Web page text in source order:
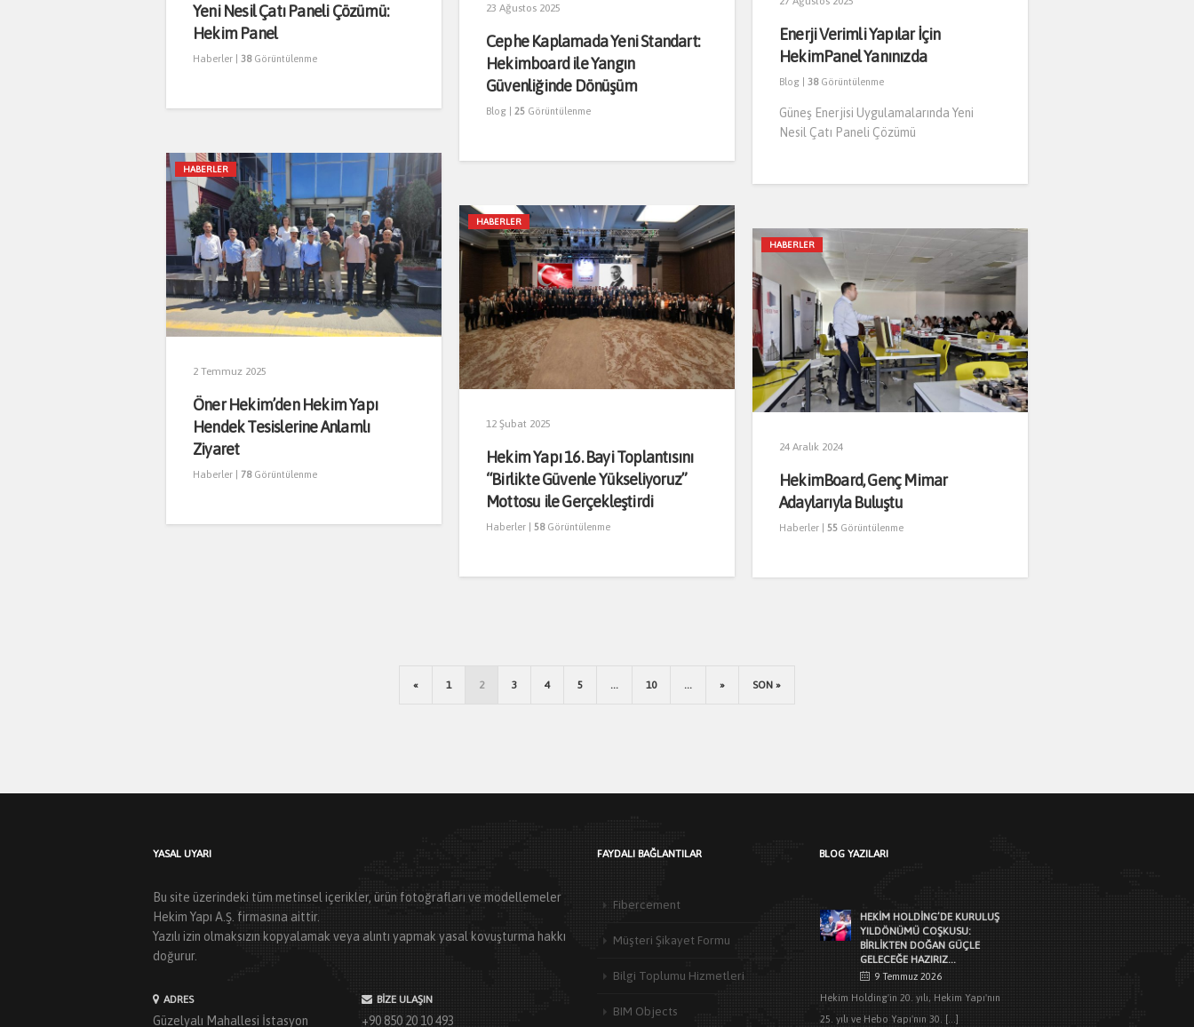
Yeni Nesil Çatı Paneli Çözümü:
Hekim Panel
Haberler 38Görüntülenme
Enerji Verimli Yapılar İçin
HekimPanel Yanınızda
Blog 38Görüntülenme
Güneş Enerjisi Uygulamalarında Yeni
Nesil Çatı Paneli Çözümü
23 Ağustos 2025
Cephe Kaplamada Yeni Standart:
Hekimboard ile Yangın
Güvenliğinde Dönüşüm
Blog 25 Görüntülenme
HABERLER
2 Temmuz 2025
Öner Hekim’den Hekim Yapı
Hendek Tesislerine Anlamlı
Ziyaret
Haberler 78Görüntülenme
HABERLER
12 Şubat 2025
Hekim Yapı 16. Bayi Toplantısını
“Birlikte Güvenle Yükseliyoruz”
Mottosu ile Gerçekleştirdi
Haberler 58Görüntülenme
HABERLER
24 Aralık 2024
HekimBoard, Genç Mimar
Adaylarıyla Buluştu
Haberler 55 Görüntülenme
« 1 2 3 4 5 ... 10 ... » SON »
YASAL UYARI
Bu site üzerindeki tüm metinsel içerikler, ürün fotoğrafları ve modellemeler
Hekim Yapı A.Ş. firmasına aittir.
Yazılı izin olmaksızın kopyalamak veya alıntı yapmak yasal kovuşturma hakkı
doğurur.
ADRES
Güzelyalı Mahallesi İstasyon
BIZE ULAŞIN
+90 850 20 10 493
FAYDALI BAĞLANTILAR
Fibercement
Müşteri Şikayet Formu
Bilgi Toplumu Hizmetleri
BIM Objects
BLOG YAZILARI
öncü markalarından Hekim Yapı A.Ş
HEKİM HOLDİNG’DE KURULUŞ
YILDÖNÜMÜ COŞKUSU:
BİRLİKTEN DOĞAN GÜÇLE
GELECEĞE HAZIRIZ…
9 Temmuz 2026
Hekim Holding'in 20. yılı, Hekim Yapı'nın
25. yılı ve Hebo Yapı'nın 30. [...]